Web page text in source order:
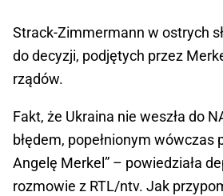
Strack-Zimmermann w ostrych
do decyzji, podjętych przez
rządów.
Fakt, że Ukraina nie weszła do
błędem, popełnionym wówczas
Angelę Merkel” – powiedziała
rozmowie z RTL/ntv. Jak